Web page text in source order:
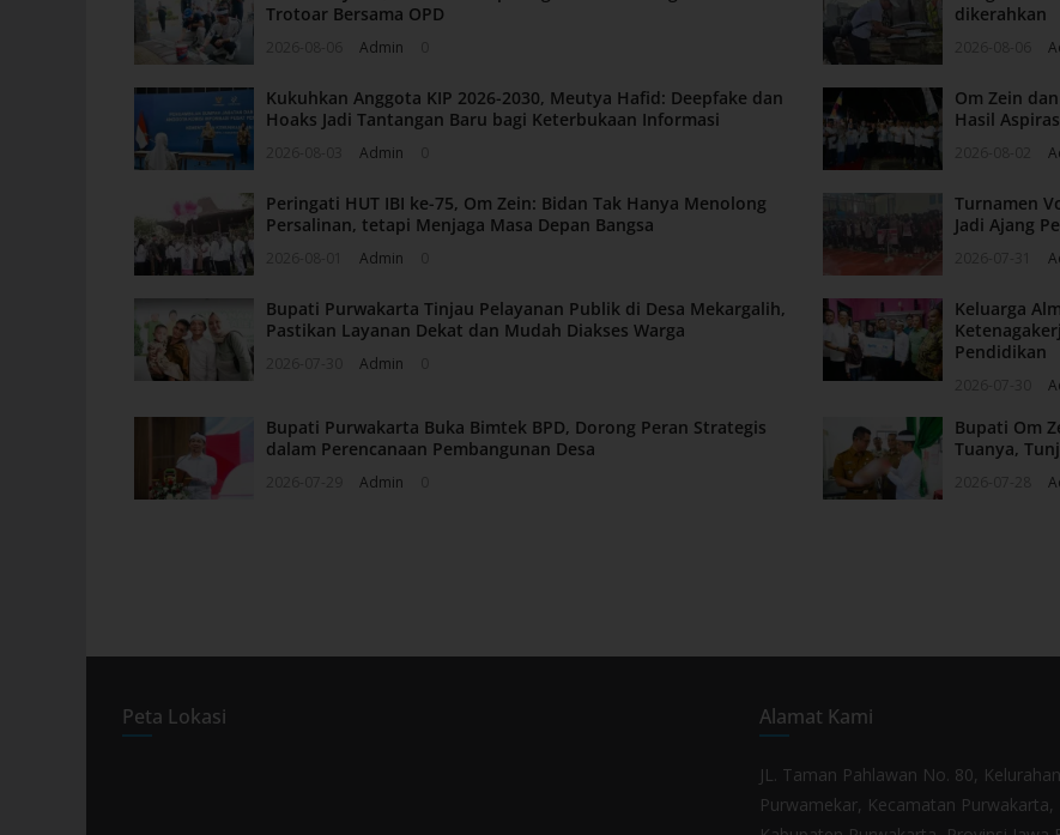
Trotoar Bersama OPD
Admin
dikerahkan
Kukuhkan Anggota KIP 2026-2030, Meutya Hafid: Deepfake dan
Hoaks Jadi Tantangan Baru bagi Keterbukaan Informasi
Admin
Om Zein
Hasil
Peringati HUT IBI ke-75, Om Zein: Bidan Tak Hanya Menolong
Persalinan, tetapi Menjaga Masa Depan Bangsa
Admin
Turnamen
Jadi Ajang
Bupati Purwakarta Tinjau Pelayanan Publik di Desa Mekargalih,
Pastikan Layanan Dekat dan Mudah Diakses Warga
Admin
Keluarga
Pendidikan
Bupati Purwakarta Buka Bimtek BPD, Dorong Peran Strategis
dalam Perencanaan Pembangunan Desa
Admin
Bupati Om
Tuanya,
Peta Lokasi Alamat Kami
JL. Taman Pahlawan No. 80, Kelurahan
Purwamekar, Kecamatan Purwakarta,